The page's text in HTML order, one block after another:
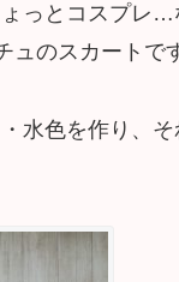
っとコスプレ
ュのスカートで
水色を作り、